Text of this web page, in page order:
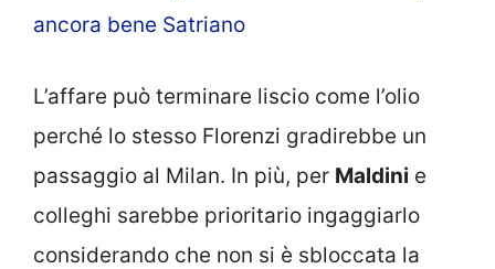
ancora bene Satriano
L’affare può terminare liscio come l’olio
perché lo stesso Florenzi gradirebbe un
passaggio al Milan. In più, per Maldini e
colleghi sarebbe prioritario ingaggiarlo
considerando che non si è sbloccata la